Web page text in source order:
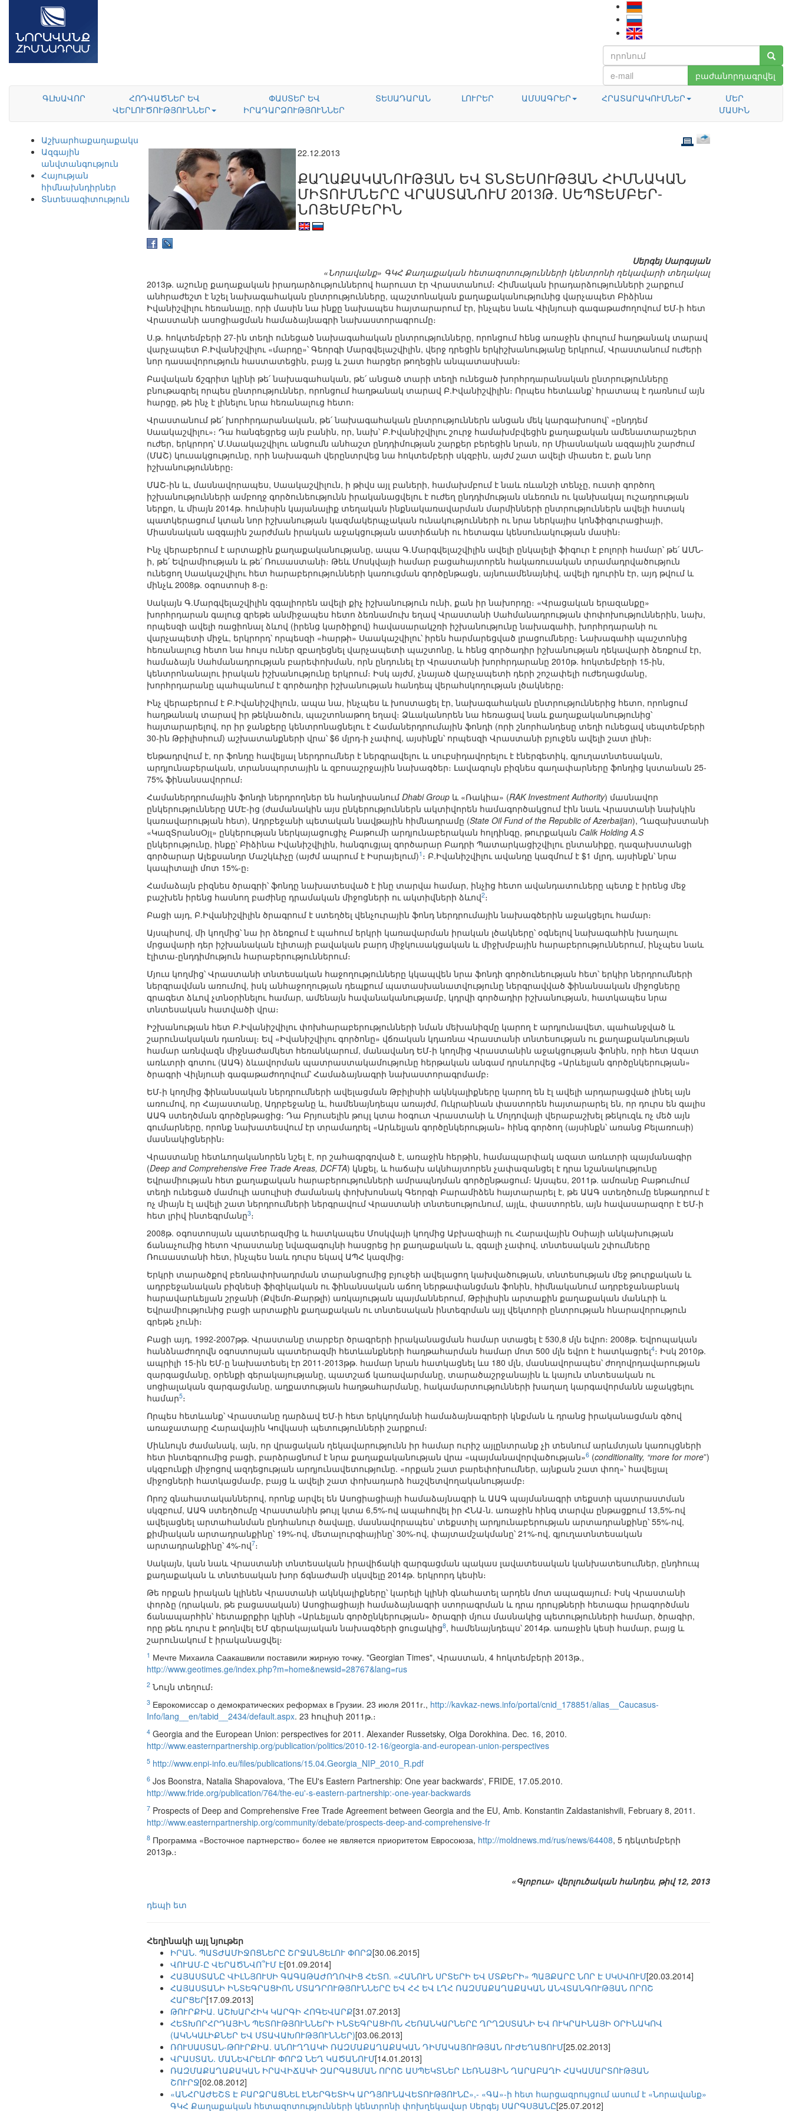
բաժանորդագրվել
ԳԼԽԱՎՈՐ
ՀՈԴՎԱԾՆԵՐ ԵՎ
ՎԵՐԼՈՒԾՈՒԹՅՈՒՆՆԵՐ
ՓԱՍՏԵՐ ԵՎ
ԻՐԱԴԱՐՁՈՒԹՅՈՒՆՆԵՐ
ՏԵՍԱԴԱՐԱՆ ԼՈՒՐԵՐ ԱՄՍԱԳՐԵՐ ՀՐԱՏԱՐԱԿՈՒՄՆԵՐ
ՄԵՐ
ՄԱՍԻՆ
Աշխարհաքաղաքականություն
Ազգային
անվտանգություն
Հայության
հիմնախնդիրներ
Տնտեսագիտություն
22.12.2013
ՔԱՂԱՔԱԿԱՆՈՒԹՅԱՆ ԵՎ ՏՆՏԵՍՈՒԹՅԱՆ ՀԻՄՆԱԿԱՆ
ՄԻՏՈՒՄՆԵՐԸ ՎՐԱՍՏԱՆՈՒՄ 2013Թ. ՍԵՊՏԵՄԲԵՐ-
ՆՈՅԵՄԲԵՐԻՆ
Սերգեյ Սարգսյան
«Նորավանք» ԳԿՀ Քաղաքական հետազոտությունների կենտրոնի ղեկավարի տեղակալ
2013թ. աշունը քաղաքական իրադարձություններով հարուստ էր Վրաստանում։ Հիմնական իրադարձությունների շարքում
անհրաժեշտ է նշել նախագահական ընտրությունները, պաշտոնական քաղաքականությունից վարչապետ Բիձինա
Իվանիշվիլու հեռանալը, որի մասին նա ինքը նախապես հայտարարում էր, ինչպես նաև Վիլնյուսի գագաթաժողովում ԵՄ-ի հետ
Վրաստանի ասոցիացման համաձայնագրի նախաստորագրումը։
Ս.թ. հոկտեմբերի 27-ին տեղի ունեցած նախագահական ընտրությունները, որոնցում հենց առաջին փուլում հաղթանակ տարավ
վարչապետ Բ.Իվանիշվիլու «մարդը»՝ Գեորգի Մարգվելաշվիլին, վերջ դրեցին երկիշխանությանը երկրում, Վրաստանում ուժերի
նոր դասավորություն հաստատեցին, բայց և շատ հարցեր թողեցին անպատասխան։
Բավական ճշգրիտ կլինի թե՛ նախագահական, թե՛ անցած տարի տեղի ունեցած խորհրդարանական ընտրությունները
բնութագրել որպես ընտրություններ, որոնցում հաղթանակ տարավ Բ.Իվանիշվիլին։ Որպես հետևանք՝ հրատապ է դառնում այն
հարցը, թե ինչ է լինելու նրա հեռանալուց հետո։
Վրաստանում թե՛ խորհրդարանական, թե՛ նախագահական ընտրություններն անցան մեկ կարգախոսով՝ «ընդդեմ
Սաակաշվիլու»։ Դա հանգեցրեց այն բանին, որ, նախ՝ Բ.Իվանիշվիլու շուրջ համախմբվեցին քաղաքական ամենատարաշերտ
ուժեր, երկրորդ՝ Մ.Սաակաշվիլու անցումն անհաշտ ընդդիմության շարքեր բերեցին նրան, որ Միասնական ազգային շարժում
(ՄԱՇ) կուսակցությունը, որի նախագահ վերընտրվեց նա հոկտեմբերի սկզբին, այժմ շատ ավելի միասեռ է, քան նոր
իշխանությունները։
ՄԱՇ-ին և, մասնավորապես, Սաակաշվիլուն, ի թիվս այլ բաների, համախմբում է նաև ռևանշի տենչը, ուստի գործող
իշխանությունների ամբողջ գործունեությունն իրականացվելու է ուժեղ ընդդիմության սևեռուն ու կանխակալ ուշադրության
ներքո, և միայն 2014թ. հունիսին կայանալիք տեղական ինքնակառավարման մարմինների ընտրություններն ավելի հստակ
պատկերացում կտան նոր իշխանության կազմակերպչական ունակությունների ու նրա ներկայիս կոնֆիգուրացիայի,
Միասնական ազգային շարժման իրական աջակցության աստիճանի ու հետագա կենսունակության մասին։
Ինչ վերաբերում է արտաքին քաղաքականությանը, ապա Գ.Մարգվելաշվիլին ավելի ընկալելի ֆիգուր է բոլորի համար՝ թե՛ ԱՄՆ-
ի, թե՛ Եվրամիության և թե՛ Ռուսաստանի։ Թեև Մոսկվայի համար բացահայտորեն հակառուսական տրամադրվածություն
ունեցող Սաակաշվիլու հետ հարաբերությունների կառուցման գործընթացն, այնուամենայնիվ, ավելի դյուրին էր, այդ թվում և
մինչև 2008թ. օգոստոսի 8-ը։
Սակայն Գ.Մարգվելաշվիլին զգալիորեն ավելի քիչ իշխանություն ունի, քան իր նախորդը։ «Վրացական երազանքը»
խորհրդարան գալուց գրեթե անմիջապես հետո ձեռնամուխ եղավ Վրաստանի Սահմանադրության փոփոխություններին, նախ,
որպեսզի ավելի ռացիոնալ ձևով (իրենց կարծիքով) հավասարակշռի իշխանությունը նախագահի, խորհրդարանի ու
վարչապետի միջև, երկրորդ՝ որպեսզի «հարթի» Սաակաշվիլու՝ իրեն հարմարեցված լրացումները։ Նախագահի պաշտոնից
հեռանալուց հետո նա հույս ուներ զբաղեցնել վարչապետի պաշտոնը, և հենց գործադիր իշխանության ղեկավարի ձեռքում էր,
համաձայն Սահմանադրության բարեփոխման, որն ընդունել էր Վրաստանի խորհրդարանը 2010թ. հոկտեմբերի 15-ին,
կենտրոնանալու իրական իշխանությունը երկրում։ Իսկ այժմ, չնայած վարչապետի դերի շոշափելի ուժեղացմանը,
խորհրդարանը պահպանում է գործադիր իշխանության հանդեպ վերահսկողության լծակները։
Ինչ վերաբերում է Բ.Իվանիշվիլուն, ապա նա, ինչպես և խոստացել էր, նախագահական ընտրություններից հետո, որոնցում
հաղթանակ տարավ իր թեկնածուն, պաշտոնաթող եղավ։ Ձևականորեն նա հեռացավ նաև քաղաքականությունից՝
հայտարարելով, որ իր ջանքերը կենտրոնացնելու է Համաներդրումային ֆոնդի (որի շնորհանդեսը տեղի ունեցավ սեպտեմբերի
30-ին Թբիլիսիում) աշխատանքների վրա՝ $6 մլրդ-ի չափով, այսինքն՝ որպեսզի Վրաստանի բյուջեն ավելի շատ լինի։
Ենթադրվում է, որ ֆոնդը հավելյալ ներդրումներ է ներգրավելու և սուբսիդավորելու է էներգետիկ, գյուղատնտեսական,
արդյունաբերական, տրանսպորտային և զբոսաշրջային նախագծեր։ Լավագույն բիզնես գաղափարները ֆոնդից կստանան 25-
75% ֆինանսավորում։
Համաներդրումային ֆոնդի ներդրողներ են հանդիսանում Dhabi Group և «Ռակիա» (RAK Investment Authority) մասնավոր
ընկերությունները ԱՄԷ-ից (ժամանակին այս ընկերություններն ակտիվորեն համագործակցում էին նաև Վրաստանի նախկին
կառավարության հետ), Ադրբեջանի պետական նավթային հիմնադրամը (State Oil Fund of the Republic of Azerbaijan), Ղազախստանի
«ԿազՏրանսՕյլ» ընկերության ներկայացուցիչ Բաթումի արդյունաբերական հոլդինգը, թուրքական Calik Holding A.S
ընկերությունը, ինքը՝ Բիձինա Իվանիշվիլին, հանգուցյալ գործարար Բադրի Պատարկացիշվիլու ընտանիքը, ղազախստանցի
գործարար Ալեքսանդր Մաշկևիչը (այժմ ապրում է Իսրայելում)1 ։ Բ.Իվանիշվիլու ավանդը կազմում է $1 մլրդ, այսինքն՝ նրա
կապիտալի մոտ 15%-ը։
Համաձայն բիզնես ծրագրի՝ ֆոնդը նախատեսված է ինը տարվա համար, ինչից հետո ավանդատուները պետք է իրենց մեջ
բաշխեն իրենց հասնող բաժինը դրամական միջոցների ու ակտիվների ձևով2։
Բացի այդ, Բ.Իվանիշվիլին ծրագրում է ստեղծել վենչուրային ֆոնդ ներդրումային նախագծերին աջակցելու համար։
Այսպիսով, մի կողմից՝ նա իր ձեռքում է պահում երկրի կառավարման իրական լծակները՝ օգնելով նախագահին խաղալու
մրցավարի դեր իշխանական էլիտայի բավական բարդ միջկուսակցական և միջխմբային հարաբերություններում, ինչպես նաև
էլիտա-ընդդիմություն հարաբերություններում։
Մյուս կողմից՝ Վրաստանի տնտեսական հաջողությունները կկապվեն նրա ֆոնդի գործունեության հետ՝ երկիր ներդրումների
ներգրավման առումով, իսկ անհաջողության դեպքում պատասխանատվությունը ներգրավված ֆինանսական միջոցները
գրագետ ձևով չտնօրինելու համար, ամենայն հավանականությամբ, կդրվի գործադիր իշխանության, հատկապես նրա
տնտեսական հատվածի վրա։
Իշխանության հետ Բ.Իվանիշվիլու փոխհարաբերությունների նման մեխանիզմը կարող է արդյունավետ, պահանջված և
շարունակական դառնալ։ Եվ «Իվանիշվիլու գործոնը» վճռական կդառնա Վրաստանի տնտեսության ու քաղաքականության
համար առնվազն միջնաժամկետ հեռանկարում, մանավանդ ԵՄ-ի կողմից Վրաստանին աջակցության ֆոնին, որի հետ Ազատ
առևտրի գոտու (ԱԱԳ) ձևավորման պատրաստակամությունը հերթական անգամ դրսևորվեց «Արևելյան գործընկերության»
ծրագրի Վիլնյուսի գագաթաժողովում՝ Համաձայնագրի նախաստորագրմամբ։
ԵՄ-ի կողմից ֆինանսական ներդրումների ավելացման Թբիլիսիի ակնկալիքները կարող են էլ ավելի արդարացված լինել այն
առումով, որ Հայաստանը, Ադրբեջանը և, համենայնդեպս առայժմ, Ուկրաինան փաստորեն հայտարարել են, որ դուրս են գալիս
ԱԱԳ ստեղծման գործընթացից։ Դա Բրյուսելին թույլ կտա հօգուտ Վրաստանի և Մոլդովայի վերաբաշխել թեկուզև ոչ մեծ այն
գումարները, որոնք նախատեսվում էր տրամադրել «Արևելյան գործընկերության» հինգ գործող (այսինքն՝ առանց Բելառուսի)
մասնակիցներին։
Վրաստանը հետևողականորեն նշել է, որ շահագրգռված է, առաջին հերթին, համապարփակ ազատ առևտրի պայմանագիր
(Deep and Comprehensive Free Trade Areas, DCFTA) կնքել, և հաճախ ակնհայտորեն չափազանցել է դրա նշանակությունը
Եվրամիության հետ քաղաքական հարաբերությունների ամրապնդման գործընթացում։ Այսպես, 2011թ. ամռանը Բաթումում
տեղի ունեցած մամուլի ասուլիսի ժամանակ փոխխոսնակ Գեորգի Բարամիձեն հայտարարել է, թե ԱԱԳ ստեղծումը ենթադրում է
ոչ միայն էլ ավելի շատ ներդրումների ներգրավում Վրաստանի տնտեսությունում, այլև, փաստորեն, այն հավասարազոր է ԵՄ-ի
հետ լրիվ ինտեգրմանը3։
2008թ. օգոստոսյան պատերազմից և հատկապես Մոսկվայի կողմից Աբխազիայի ու Հարավային Օսիայի անկախության
ճանաչումից հետո Վրաստանը նվազագույնի հասցրեց իր քաղաքական և, զգալի չափով, տնտեսական շփումները
Ռուսաստանի հետ, ինչպես նաև դուրս եկավ ԱՊՀ կազմից։
Երկրի տարածքով բեռնափոխադրման տարանցումից բյուջեի ավելացող կախվածության, տնտեսության մեջ թուրքական և
ադրբեջանական բիզնեսի ֆիզիկական ու ֆինանսական աճող ներթափանցման ֆոնին, հիմնականում ադրբեջանաբնակ
հարավարևելյան շրջանի (Քվեմո-Քարթլի) առկայության պայմաններում, Թբիլիսին արտաքին քաղաքական մանևրի և
Եվրամիությունից բացի արտաքին քաղաքական ու տնտեսական ինտեգրման այլ վեկտորի ընտրության հնարավորություն
գրեթե չունի։
Բացի այդ, 1992-2007թթ. Վրաստանը տարբեր ծրագրերի իրականացման համար ստացել է 530,8 մլն եվրո։ 2008թ. Եվրոպական
հանձնաժողովն օգոստոսյան պատերազմի հետևանքների հաղթահարման համար մոտ 500 մլն եվրո է հատկացրել4։ Իսկ 2010թ.
ապրիլի 15-ին ԵՄ-ը նախատեսել էր 2011-2013թթ. համար նրան հատկացնել ևս 180 մլն, մասնավորապես՝ ժողովրդավարության
զարգացմանը, օրենքի գերակայությանը, պատշաճ կառավարմանը, տարածաշրջանային և կայուն տնտեսական ու
սոցիալական զարգացմանը, աղքատության հաղթահարմանը, հակամարտությունների խաղաղ կարգավորմանն աջակցելու
համար5։
Որպես հետևանք՝ Վրաստանը դարձավ ԵՄ-ի հետ երկկողմանի համաձայնագրերի կնքման և դրանց իրականացման գծով
առաջատարը Հարավային Կովկասի պետությունների շարքում։
Միևնույն ժամանակ, այն, որ վրացական ղեկավարությունն իր համար ուրիշ այլընտրանք չի տեսնում արևմտյան կառույցների
հետ ինտեգրումից բացի, բարձրացնում է նրա քաղաքականության վրա «պայմանավորվածության»6 (conditionality, “more for more”)
սկզբունքի միջոցով ազդեցության արդյունավետությունը. «որքան շատ բարեփոխումներ, այնքան շատ փող»՝ հավելյալ
միջոցների հատկացմամբ, բայց և ավելի շատ փոխադարձ հաշվետվողականությամբ։
Որոշ գնահատականներով, որոնք արվել են Ասոցիացիայի համաձայնագրի և ԱԱԳ պայմանագրի տեքստի պատրաստման
սկզբում, ԱԱԳ ստեղծումը Վրաստանին թույլ կտա 6,5%-ով ապահովել իր ՀՆԱ-ն. առաջին հինգ տարվա ընթացքում 13,5%-ով
ավելացնել արտահանման ընդհանուր ծավալը, մասնավորապես՝ տեքստիլ արդյունաբերության արտադրանքինը՝ 55%-ով,
քիմիական արտադրանքինը՝ 19%-ով, մետալուրգիայինը՝ 30%-ով, փայտամշակմանը՝ 21%-ով, գյուղատնտեսական
արտադրանքինը՝ 4%-ով7։
Սակայն, կան նաև Վրաստանի տնտեսական իրավիճակի զարգացման պակաս լավատեսական կանխատեսումներ, ընդհուպ
քաղաքական և տնտեսական խոր ճգնաժամի սկսվելը 2014թ. երկրորդ կեսին։
Թե որքան իրական կլինեն Վրաստանի ակնկալիքները՝ կարելի կլինի գնահատել արդեն մոտ ապագայում։ Իսկ Վրաստանի
փորձը (դրական, թե բացասական) Ասոցիացիայի համաձայնագրի ստորագրման և դրա դրույթների հետագա իրագործման
ճանապարհին՝ հետաքրքիր կլինի «Արևելյան գործընկերության» ծրագրի մյուս մասնակից պետությունների համար, ծրագիր,
որը թեև դուրս է թողնվել ԵՄ գերակայական նախագծերի ցուցակից8, համենայնդեպս՝ 2014թ. առաջին կեսի համար, բայց և
շարունակում է իրականացվել։
1 Мечте Михаила Саакашвили поставили жирную точку. "Georgian Times", Վրաստան, 4 հոկտեմբերի 2013թ.,
http://www.geotimes.ge/index.php?m=home&newsid=28767&lang=rus
2 Նույն տեղում։
3 Еврокомиссар о демократических реформах в Грузии. 23 июля 2011г., http://kavkaz-news.info/portal/cnid_178851/alias__Caucasus-
Info/lang__en/tabid__2434/default.aspx. 23 հուլիսի 2011թ.։
4 Georgia and the European Union: perspectives for 2011. Alexander Russetsky, Оlga Dorokhina. Dec. 16, 2010.
http://www.easternpartnership.org/publication/politics/2010-12-16/georgia-and-european-union-perspectives
5 http://www.enpi-info.eu/files/publications/15.04.Georgia_NIP_2010_R.pdf
6 Jos Boonstra, Natalia Shapovalova, 'The EU's Eastern Partnership: One year backwards', FRIDE, 17.05.2010.
http://www.fride.org/publication/764/the-eu'-s-eastern-partnership:-one-year-backwards
7 Prospects of Deep and Comprehensive Free Trade Agreement between Georgia and the EU, Amb. Konstantin Zaldastanishvili, February 8, 2011.
http://www.easternpartnership.org/community/debate/prospects-deep-and-comprehensive-fr
8 Программа «Восточное партнерство» более не является приоритетом Евросоюза, http://moldnews.md/rus/news/64408, 5 դեկտեմբերի
2013թ.։
«Գլոբուս» վերլուծական հանդես, թիվ 12, 2013
դեպի ետ
Հեղինակի այլ նյութեր
ԻՐԱՆ. ՊԱՏԺԱՄԻՋՈՑՆԵՐԸ ՇՐՋԱՆՑԵԼՈՒ ՓՈՐՁ[30.06.2015]
ՎՈՒԱՄ-Ը ՎԵՐԱԾՆՎՈ՞ՒՄ Է[01.09.2014]
ՀԱՅԱՍՏԱՆԸ ՎԻԼՆՅՈՒՍԻ ԳԱԳԱԹԱԺՈՂՈՎԻՑ ՀԵՏՈ. «ՀԱՆՈՒՆ ՍՐՏԵՐԻ ԵՎ ՄՏՔԵՐԻ» ՊԱՅՔԱՐԸ ՆՈՐ Է ՍԿՍՎՈՒՄ[20.03.2014]
ՀԱՅԱՍՏԱՆԻ ԻՆՏԵԳՐԱՑԻՈՆ ՄՏԱԴՐՈՒԹՅՈՒՆՆԵՐԸ ԵՎ ՀՀ ԵՎ ԼՂՀ ՌԱԶՄԱՔԱՂԱՔԱԿԱՆ ԱՆՎՏԱՆԳՈՒԹՅԱՆ ՈՐՈՇ
ՀԱՐՑԵՐ[17.09.2013]
ԹՈՒՐՔԻԱ. ԱՇԽԱՐՀԻԿ ԿԱՐԳԻ ՀՈԳԵՎԱՐՔ[31.07.2013]
ՀԵՏԽՈՐՀՐԴԱՅԻՆ ՊԵՏՈՒԹՅՈՒՆՆԵՐԻ ԻՆՏԵԳՐԱՑԻՈՆ ՀԵՌԱՆԿԱՐՆԵՐԸ ՂՐՂԶՍՏԱՆԻ ԵՎ ՈՒԿՐԱԻՆԱՅԻ ՕՐԻՆԱԿՈՎ
(ԱԿՆԿԱԼԻՔՆԵՐ ԵՎ ՄՏԱՎԱԽՈՒԹՅՈՒՆՆԵՐ)[03.06.2013]
ՌՈՒՍԱՍՏԱՆ-ԹՈՒՐՔԻԱ. ԱՆՈՒՂՂԱԿԻ ՌԱԶՄԱՔԱՂԱՔԱԿԱՆ ԴԻՄԱԿԱՅՈՒԹՅԱՆ ՈՒԺԵՂԱՑՈՒՄ[25.02.2013]
ՎՐԱՍՏԱՆ. ՄԱՆԵՎՐԵԼՈՒ ՓՈՐՁ ՆԵՂ ԿԱԾԱՆՈՒՄ[14.01.2013]
ՌԱԶՄԱՔԱՂԱՔԱԿԱՆ ԻՐԱՎԻՃԱԿԻ ԶԱՐԳԱՑՄԱՆ ՈՐՈՇ ԱՍՊԵԿՏՆԵՐ ԼԵՌՆԱՅԻՆ ՂԱՐԱԲԱՂԻ ՀԱԿԱՄԱՐՏՈՒԹՅԱՆ
ՇՈՒՐՋ[02.08.2012]
«ԱՆՀՐԱԺԵՇՏ Է ԲԱՐՁՐԱՑՆԵԼ ԷՆԵՐԳԵՏԻԿ ԱՐԴՅՈՒՆԱՎԵՏՈՒԹՅՈՒՆԸ»,- «ԳԱ»-ի հետ հարցազրույցում ասում է «Նորավանք»
ԳԿՀ Քաղաքական հետազոտությունների կենտրոնի փոխղեկավար Սերգեյ ՍԱՐԳՍՅԱՆԸ[25.07.2012]